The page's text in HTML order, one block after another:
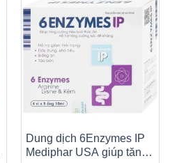
Dung dịch 6Enzymes IP
Mediphar USA giúp tăng